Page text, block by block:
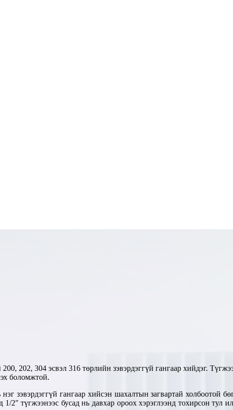
202, 304 эсвэл 316 төрлийн зэвэрдэггүй гангаар хийдэг.
боломжтой.
зэвэрдэггүй гангаар хийсэн шахалтын загвартай холбоотой
2″ түгжээнээс бусад нь давхар ороох хэрэглээнд тохирсон тул